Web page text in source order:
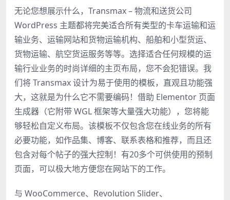
无论您想展示什么，Transmax – 物流和送货公司
WordPress 主题都将完美适合所有类型的卡车运输和运
输业务、运输网站和货物运输机构、船舶和小型货运、
货物运输、航空货运服务等等。选择适合任何规模的运
输行业业务的时尚详细的主页布局，您不会犯错误。我
们将 Transmax 设计为易于使用的模板，直观且功能强
大，这就是为什么它不需要编码！借助 Elementor 页面
生成器（它附带 WGL 框架等大量强大功能），您将能
够轻松自定义布局。该模板不仅包含您在线业务的所有
必要功能，如作品集、博客、联系表格和推荐，而且还
包含对每个帖子的强大控制！有20多个可供使用的预制
页面，可以极大地方便您在网站下的工作。
与 WooCommerce、Revolution Slider、